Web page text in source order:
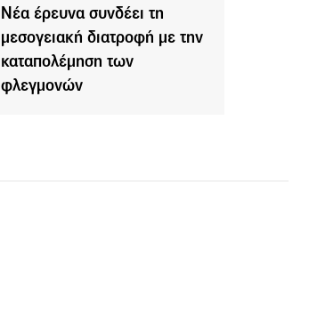
Νέα έρευνα συνδέει τη
μεσογειακή διατροφή με την
καταπολέμηση των
φλεγμονών